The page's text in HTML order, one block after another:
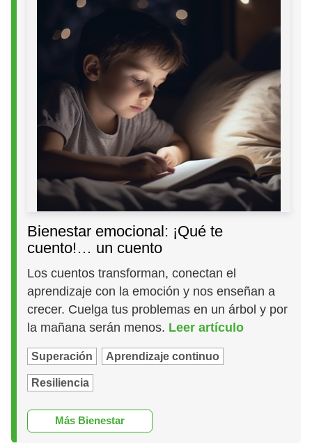
Bienestar emocional: ¡Qué te
cuento!… un cuento
Los cuentos transforman, conectan el
aprendizaje con la emoción y nos enseñan a
crecer. Cuelga tus problemas en un árbol y por
la mañana serán menos. Leer artículo
Superación Aprendizaje continuo
Resiliencia
Más Bienestar